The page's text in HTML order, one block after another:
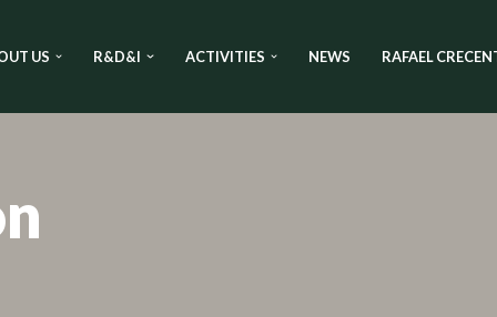
US R&D&I ACTIVITIES NEWS RAFAEL